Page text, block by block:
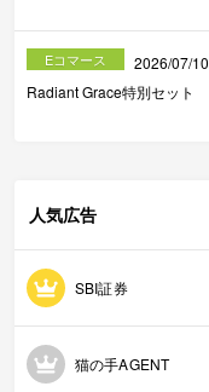
Eコマース
2026/07/10
Radiant Grace特別セット
人気広告
SBI証券
猫の手AGENT